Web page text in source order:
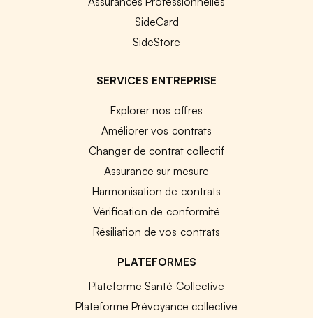
SideCard
SideStore
SERVICES ENTREPRISE
Explorer nos offres
Améliorer vos contrats
Changer de contrat collectif
Assurance sur mesure
Harmonisation de contrats
Vérification de conformité
Résiliation de vos contrats
PLATEFORMES
Plateforme Santé Collective
Plateforme Prévoyance collective